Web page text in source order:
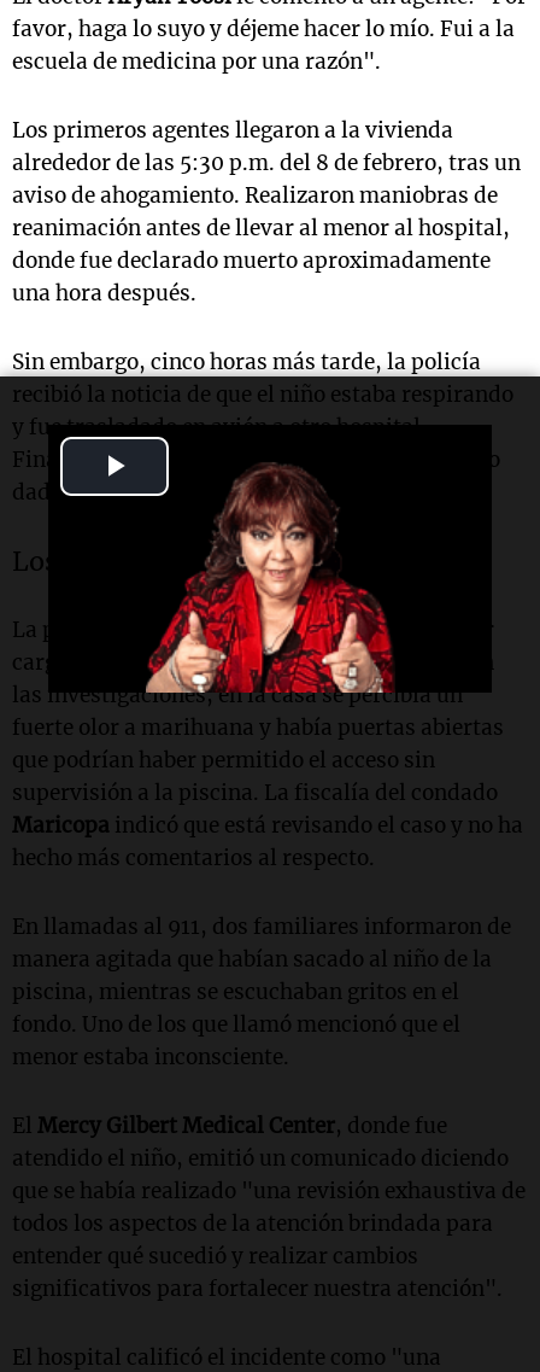
Video
favor, haga lo suyo y déjeme hacer lo mío. Fui a la
escuela de medicina por una razón".
Los primeros agentes llegaron a la vivienda
alrededor de las 5:30 p.m. del 8 de febrero, tras un
aviso de ahogamiento. Realizaron maniobras de
reanimación antes de llevar al menor al hospital,
donde fue declarado muerto aproximadamente
una hora después.
Sin embargo, cinco horas más tarde, la policía
recibió la noticia de que el niño estaba respirando
y fue trasladado en avión a otro hospital.
Finalmente, el niño logró sobrevivir y ya ha sido
dado de alta.
Los padres bajo la lupa
La policía de Gilbertha recomendado presentar
cargos por negligencia contra los padres. Según
las investigaciones, en la casa se percibía un
fuerte olor a marihuana y había puertas abiertas
que podrían haber permitido el acceso sin
supervisión a la piscina. La fiscalía del condado
Maricopa indicó que está revisando el caso y no ha
hecho más comentarios al respecto.
En llamadas al 911, dos familiares informaron de
manera agitada que habían sacado al niño de la
piscina, mientras se escuchaban gritos en el
fondo. Uno de los que llamó mencionó que el
menor estaba inconsciente.
El Mercy Gilbert Medical Center, donde fue
atendido el niño, emitió un comunicado diciendo
que se había realizado "una revisión exhaustiva de
todos los aspectos de la atención brindada para
entender qué sucedió y realizar cambios
significativos para fortalecer nuestra atención".
El hospital calificó el incidente como "una